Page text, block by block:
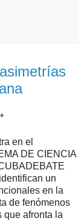
en el
DE CIENCIA
un
en la
de fenómenos
que afronta la